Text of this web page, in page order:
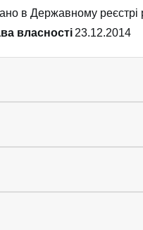
в Державному
власності 23.12.2014